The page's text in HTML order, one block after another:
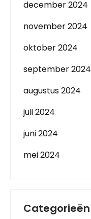
december 2024
november 2024
oktober 2024
september 2024
augustus 2024
juli 2024
juni 2024
mei 2024
Categorieën